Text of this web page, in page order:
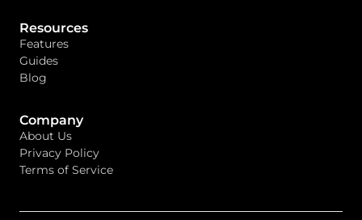
Resources
Features
Guides
Blog
Company
About Us
Privacy Policy
Terms of Service